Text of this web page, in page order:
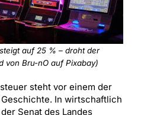
auf 25 % – droht der
von Bru-nO auf Pixabay)
steht vor einem der
In wirtschaftlich
Senat des Landes